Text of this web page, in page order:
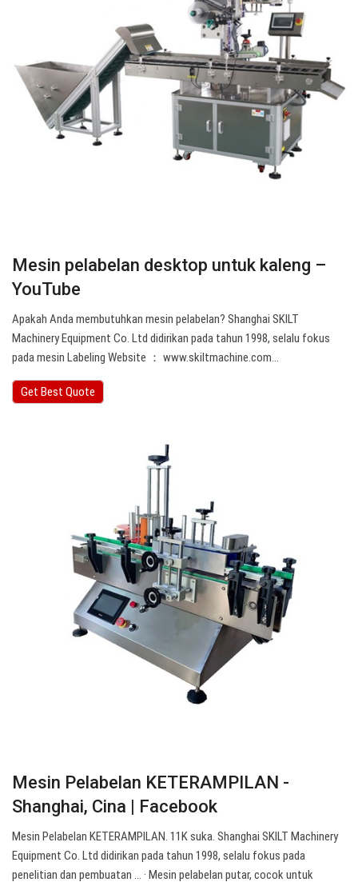
Mesin pelabelan desktop untuk kaleng –
YouTube
Apakah Anda membutuhkan mesin pelabelan? Shanghai SKILT
Machinery Equipment Co. Ltd didirikan pada tahun 1998, selalu fokus
pada mesin Labeling Website ： www.skiltmachine.com…
Get Best Quote
Mesin Pelabelan KETERAMPILAN -
Shanghai, Cina | Facebook
Mesin Pelabelan KETERAMPILAN. 11K suka. Shanghai SKILT Machinery
Equipment Co. Ltd didirikan pada tahun 1998, selalu fokus pada
penelitian dan pembuatan ... · Mesin pelabelan putar, cocok untuk